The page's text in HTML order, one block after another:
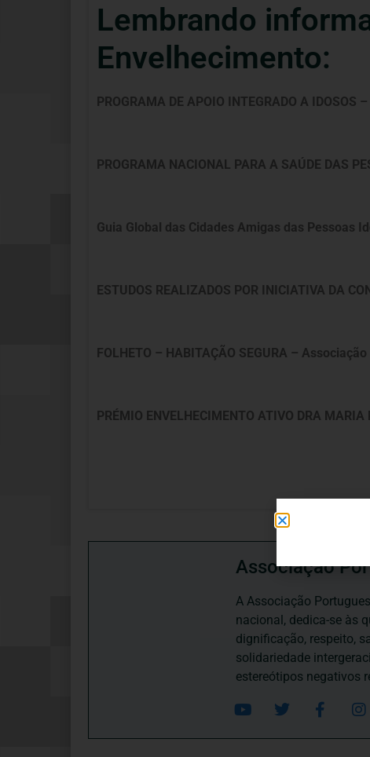
Lembrando
Envelhecimento:
PROGRAMA DE APOIO INTEGRADO A IDOSOS
PROGRAMA NACIONAL PARA A SAÚDE DAS
Guia Global das Cidades Amigas das Pessoas
ESTUDOS REALIZADOS POR INICIATIVA DA
FOLHETO – HABITAÇÃO SEGURA –
PRÉMIO ENVELHECIMENTO ATIVO DRA
Associação
A Associação
nacional, dedica-se às
dignificação, respeito,
solidariedade
estereótipos negativos